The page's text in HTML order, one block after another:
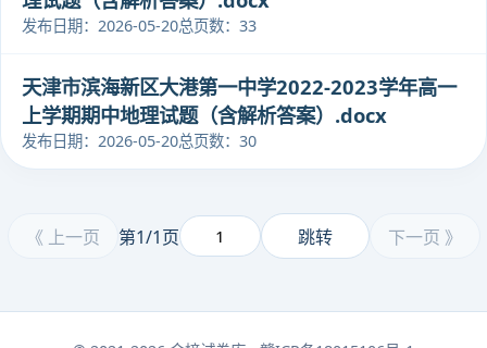
发布日期：2026-05-20总页数：33
天津市滨海新区大港第一中学2022-2023学年高一
上学期期中地理试题（含解析答案）.docx
发布日期：2026-05-20总页数：30
《 上一页 第1/1页 跳转 下一页 》